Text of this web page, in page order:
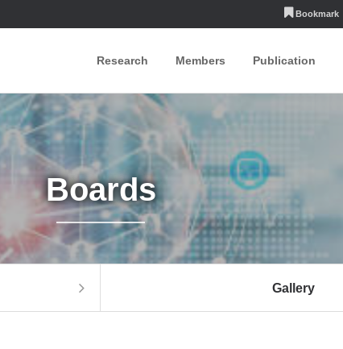
Bookmark
Research Members Publication
Boards
Gallery